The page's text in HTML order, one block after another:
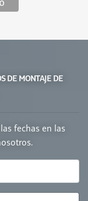
DE MONTAJE DE
fechas en las